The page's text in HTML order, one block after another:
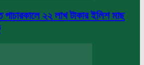
পাচারকালে ২২ লাখ টাকার ইলিশ মাছ